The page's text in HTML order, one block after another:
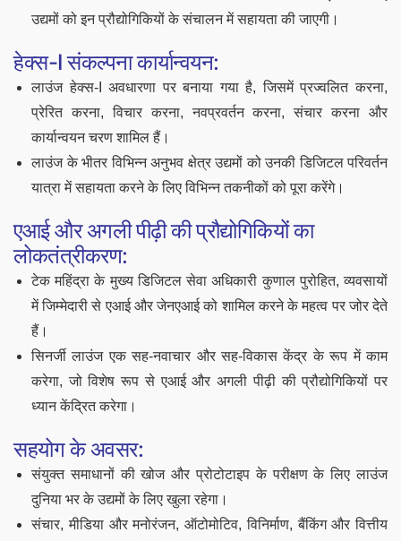
उद्यमों को इन प्रौद्योगिकियों के संचालन में सहायता की जाएगी।
हेक्स-I संकल्पना कार्यान्वयन:
लाउंज हेक्स-I अवधारणा पर बनाया गया है, जिसमें प्रज्वलित करना,
प्रेरित करना, विचार करना, नवप्रवर्तन करना, संचार करना और
कार्यान्वयन चरण शामिल हैं।
लाउंज के भीतर विभिन्न अनुभव क्षेत्र उद्यमों को उनकी डिजिटल परिवर्तन
यात्रा में सहायता करने के लिए विभिन्न तकनीकों को पूरा करेंगे।
एआई और अगली पीढ़ी की प्रौद्योगिकियों का
लोकतंत्रीकरण:
टेक महिंद्रा के मुख्य डिजिटल सेवा अधिकारी कुणाल पुरोहित, व्यवसायों
में जिम्मेदारी से एआई और जेनएआई को शामिल करने के महत्व पर जोर देते
हैं।
सिनर्जी लाउंज एक सह-नवाचार और सह-विकास केंद्र के रूप में काम
करेगा, जो विशेष रूप से एआई और अगली पीढ़ी की प्रौद्योगिकियों पर
ध्यान केंद्रित करेगा।
सहयोग के अवसर:
संयुक्त समाधानों की खोज और प्रोटोटाइप के परीक्षण के लिए लाउंज
दुनिया भर के उद्यमों के लिए खुला रहेगा।
संचार, मीडिया और मनोरंजन, ऑटोमोटिव, विनिर्माण, बैंकिंग और वित्तीय